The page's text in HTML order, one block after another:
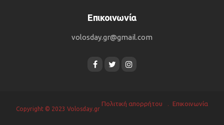
Επικοινωνία
volosday.gr@gmail.com
Copyright © 2023 Volosday.gr
Πολιτική απορρήτου Επικοινωνία